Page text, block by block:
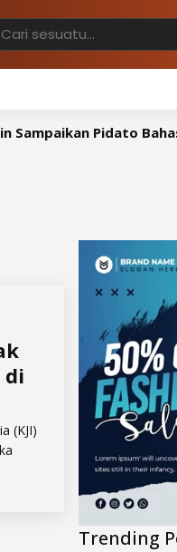
Pidato Bahasa
di
(KJI)
Trending